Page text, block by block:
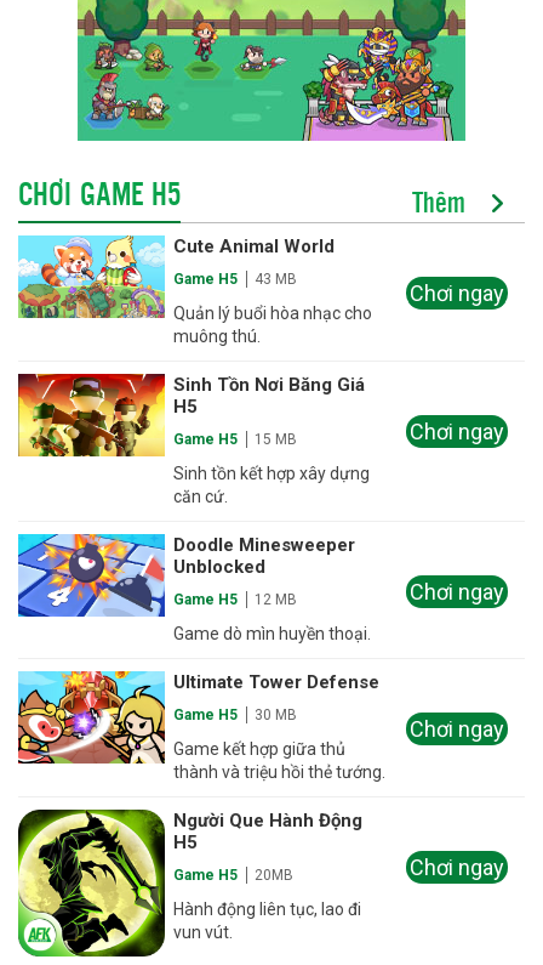
CHƠI GAME H5 Thêm
Cute Animal World
Game H5 43 MB
Quản lý buổi hòa nhạc cho
muông thú.
Chơi ngay
Sinh Tồn Nơi Băng Giá
H5
Game H5 15 MB
Sinh tồn kết hợp xây dựng
căn cứ.
Chơi ngay
Doodle Minesweeper
Unblocked
Game H5 12 MB
Game dò mìn huyền thoại.
Chơi ngay
Ultimate Tower Defense
Game H5 30 MB
Game kết hợp giữa thủ
thành và triệu hồi thẻ tướng.
Chơi ngay
Người Que Hành Động
H5
Game H5 20MB
Hành động liên tục, lao đi
vun vút.
Chơi ngay